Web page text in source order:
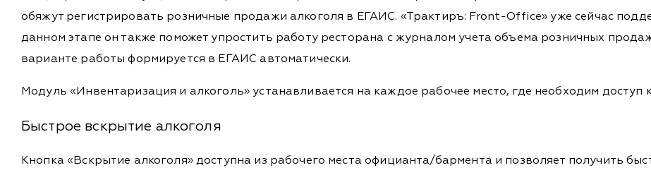
обяжут регистрировать розничные продажи алкоголя в ЕГАИС. «Трактиръ: Front-Office» уже сейчас
данном этапе он также поможет упростить работу ресторана с журналом учета объема розничных
варианте работы формируется в ЕГАИС автоматически.
Модуль «Инвентаризация и алкоголь» устанавливается на каждое рабочее место, где необходим доступ
Быстрое вскрытие алкоголя
Кнопка «Вскрытие алкоголя» доступна из рабочего места официанта/бармента и позволяет получить